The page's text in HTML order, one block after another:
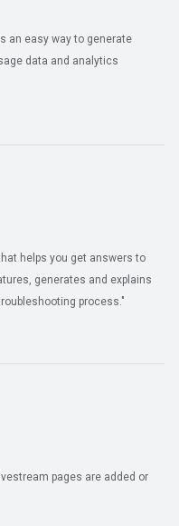
an easy way to generate
data and analytics
helps you get answers to
generates and explains
process."
pages are added or